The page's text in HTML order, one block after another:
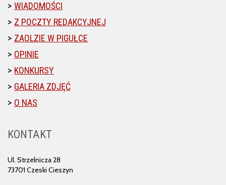
WIADOMOŚCI
Z POCZTY REDAKCYJNEJ
ZAOLZIE W PIGUŁCE
OPINIE
KONKURSY
GALERIA ZDJĘĆ
O NAS
KONTAKT
Ul. Strzelnicza 28
73701 Czeski Cieszyn